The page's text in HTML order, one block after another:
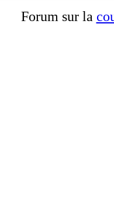
Forum sur la